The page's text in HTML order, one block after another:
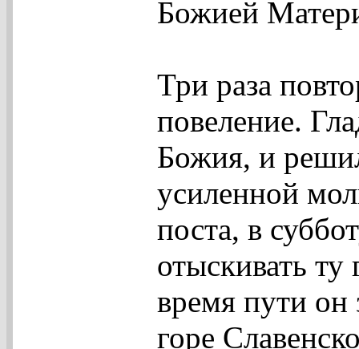
Божией
Три раза
повеление.
Божия, и
усиленной
поста, в
отыскивать
время пути он
горе